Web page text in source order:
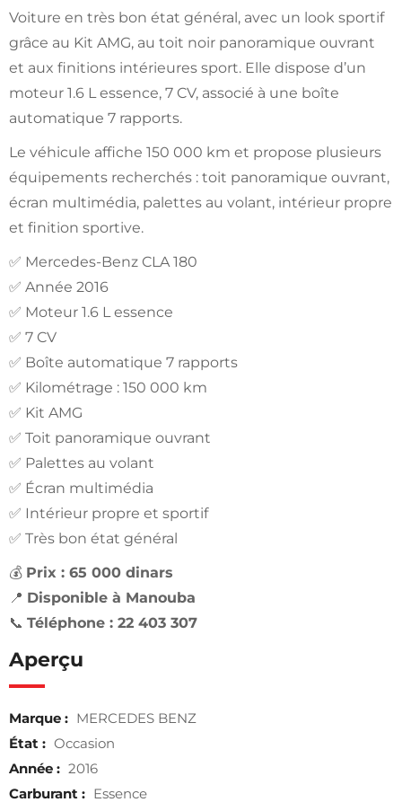
Voiture en très bon état général, avec un look sportif
grâce au Kit AMG, au toit noir panoramique ouvrant
et aux finitions intérieures sport. Elle dispose d’un
moteur 1.6 L essence, 7 CV, associé à une boîte
automatique 7 rapports.
Le véhicule affiche 150 000 km et propose plusieurs
équipements recherchés : toit panoramique ouvrant,
écran multimédia, palettes au volant, intérieur propre
et finition sportive.
✅ Mercedes-Benz CLA 180
✅ Année 2016
✅ Moteur 1.6 L essence
✅ 7 CV
✅ Boîte automatique 7 rapports
✅ Kilométrage : 150 000 km
✅ Kit AMG
✅ Toit panoramique ouvrant
✅ Palettes au volant
✅ Écran multimédia
✅ Intérieur propre et sportif
✅ Très bon état général
💰 Prix : 65 000 dinars
📍 Disponible à Manouba
📞 Téléphone : 22 403 307
Aperçu
Marque : MERCEDES BENZ
État : Occasion
Année : 2016
Carburant : Essence